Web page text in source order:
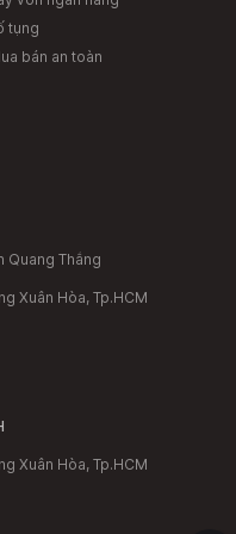
tụng
bán an toàn
Quang Thắng
Xuân Hòa, Tp.HCM
Xuân Hòa, Tp.HCM